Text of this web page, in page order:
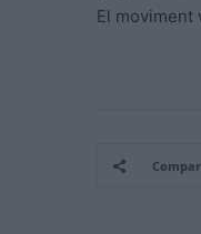
El moviment